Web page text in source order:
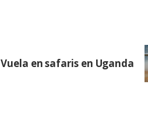
Vuela en safaris en Uganda